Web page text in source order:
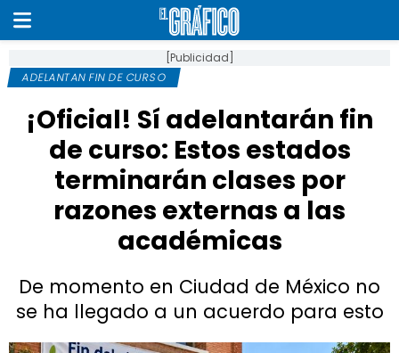
[Publicidad]
ADELANTAN FIN DE CURSO
¡Oficial! Sí adelantarán fin
de curso: Estos estados
terminarán clases por
razones externas a las
académicas
De momento en Ciudad de México no
se ha llegado a un acuerdo para esto